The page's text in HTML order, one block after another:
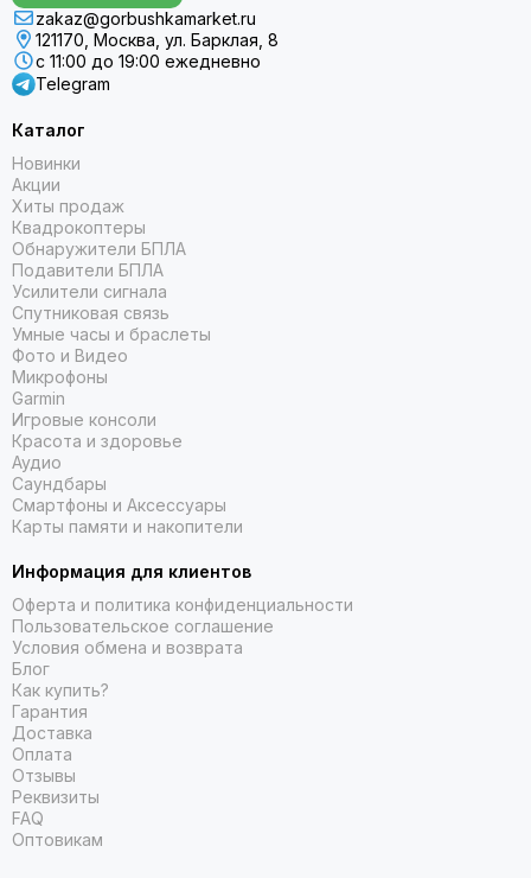
zakaz@gorbushkamarket.ru
121170, Москва, ул. Барклая, 8
с 11:00 до 19:00 ежедневно
Telegram
Каталог
Новинки
Акции
Хиты продаж
Квадрокоптеры
Обнаружители БПЛА
Подавители БПЛА
Усилители сигнала
Спутниковая связь
Умные часы и браслеты
Фото и Видео
Микрофоны
Garmin
Игровые консоли
Красота и здоровье
Аудио
Саундбары
Смартфоны и Аксессуары
Карты памяти и накопители
Информация для клиентов
Оферта и политика конфиденциальности
Пользовательское соглашение
Условия обмена и возврата
Блог
Как купить?
Гарантия
Доставка
Оплата
Отзывы
Реквизиты
FAQ
Оптовикам